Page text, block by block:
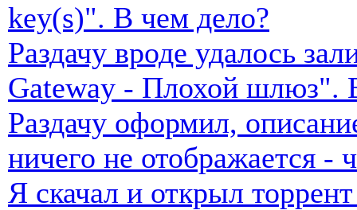
key(s)". В чем дело?
Раздачу вроде удалось
Gateway - Плохой шлюз".
Раздачу оформил,
ничего не отображается -
Я скачал и открыл